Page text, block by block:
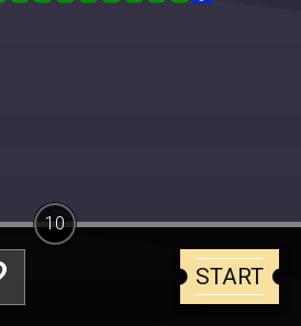
START
10